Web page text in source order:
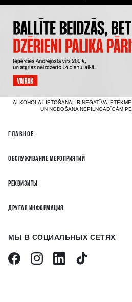
ALKOHOLA LIETOŠANAI IR NEGATĪVA
UN NODOŠANA NEPILNGADĪGĀM
ГЛАВНОЕ
ОБСЛУЖИВАНИЕ МЕРОПРИЯТИЙ
РЕКВИЗИТЫ
ДРУГАЯ ИНФОРМАЦИЯ
МЫ В СОЦИАЛЬНЫХ СЕТЯХ